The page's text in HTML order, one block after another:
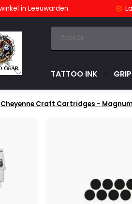
in Leeuwarden
TATTOO INK
Cheyenne Craft Cartridges -